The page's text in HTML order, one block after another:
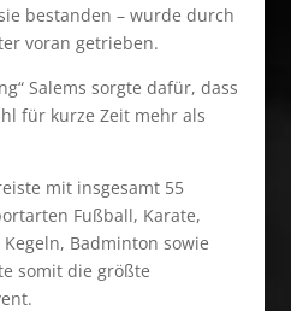
bestanden – wurde durch
voran getrieben.
Salems sorgte dafür, dass
für kurze Zeit mehr als
mit insgesamt 55
Fußball, Karate,
Badminton sowie
somit die größte